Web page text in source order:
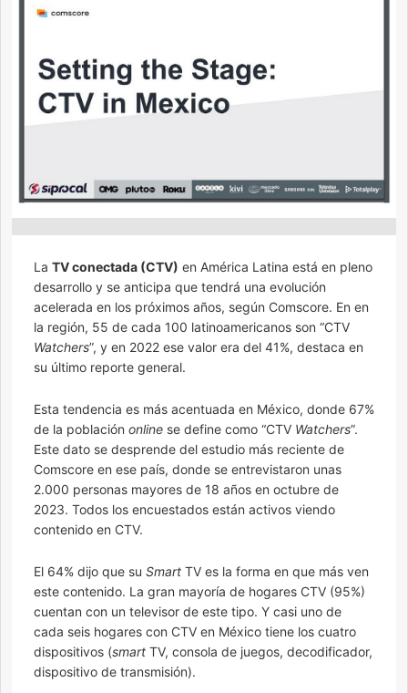
La TV conectada (CTV) en América Latina está en pleno
desarrollo y se anticipa que tendrá una evolución
acelerada en los próximos años, según Comscore. En en
la región, 55 de cada 100 latinoamericanos son “CTV
Watchers”, y en 2022 ese valor era del 41%, destaca en
su último reporte general.
Esta tendencia es más acentuada en México, donde 67%
de la población online se define como “CTV Watchers”.
Este dato se desprende del estudio más reciente de
Comscore en ese país, donde se entrevistaron unas
2.000 personas mayores de 18 años en octubre de
2023. Todos los encuestados están activos viendo
contenido en CTV.
El 64% dijo que su Smart TV es la forma en que más ven
este contenido. La gran mayoría de hogares CTV (95%)
cuentan con un televisor de este tipo. Y casi uno de
cada seis hogares con CTV en México tiene los cuatro
dispositivos (smart TV, consola de juegos, decodificador,
dispositivo de transmisión).